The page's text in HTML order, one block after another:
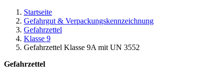
Startseite
Gefahrgut & Verpackungskennzeichnung
Gefahrzettel
Klasse 9
Gefahrzettel Klasse 9A mit UN 3552
Gefahrzettel